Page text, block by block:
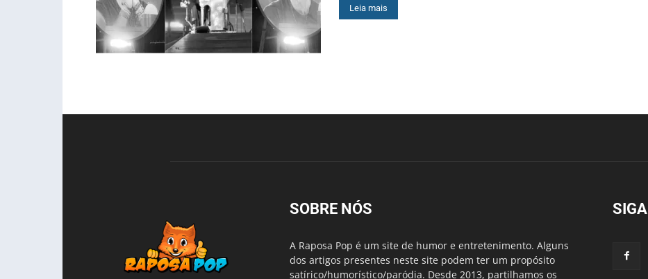
Leia mais
SOBRE NÓS
A Raposa Pop é um site de humor e entretenimento. Alguns
dos artigos presentes neste site podem ter um propósito
satírico/humorístico/paródia. Desde 2013, partilhamos os